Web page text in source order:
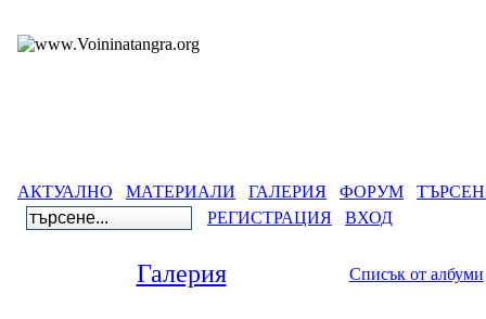
АКТУАЛНО МАТЕРИАЛИ ГАЛЕРИЯ ФОРУМ
РЕГИСТРАЦИЯ
ВХОД
Галерия Списък от албуми